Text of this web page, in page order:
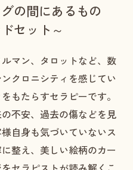
の間にあるもの
セット～
マン、タロットなど、数
クロニシティを感じてい
もたらすセラピーです。
不安、過去の傷などを見
自身も気づいていないス
整え、美しい絵柄のカー